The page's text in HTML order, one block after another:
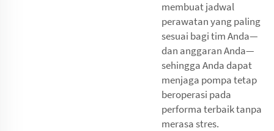
membuat jadwal
perawatan yang paling
sesuai bagi tim Anda—
dan anggaran Anda—
sehingga Anda dapat
menjaga pompa tetap
beroperasi pada
performa terbaik tanpa
merasa stres.